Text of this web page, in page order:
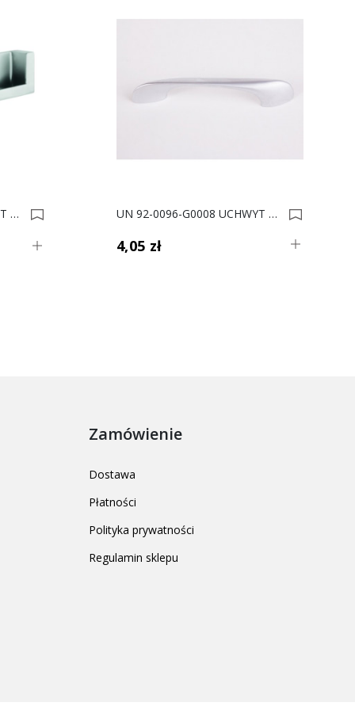
UN 50-0128-G0008 UCHWYT MEBLOWY** 0002941 UN 92-0096-G0008 UCHWYT MEBLOWY** 0004463
4,05 zł
Zamówienie
Dostawa
Płatności
Polityka prywatności
Regulamin sklepu